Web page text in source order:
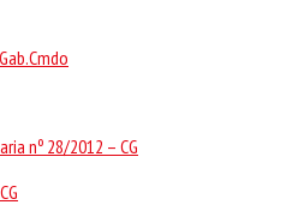
nº 28/2012 – CG